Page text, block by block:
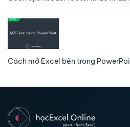
Cách mở Excel bên trong